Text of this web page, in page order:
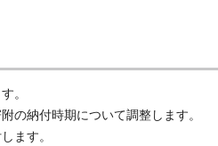
。
の納付時期について調整します。
ます。